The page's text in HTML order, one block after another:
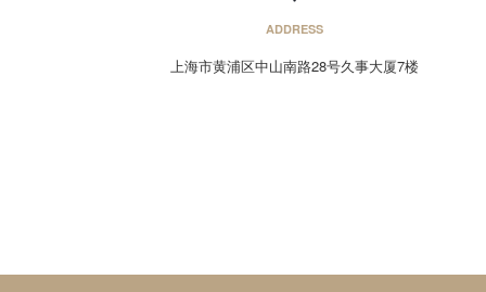
ADDRESS
上海市黄浦区中山南路28号久事大厦7楼